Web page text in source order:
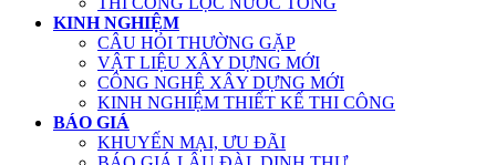
KINH NGHIỆM
CÂU HỎI THƯỜNG GẶP
VẬT LIỆU XÂY DỰNG MỚI
CÔNG NGHỆ XÂY DỰNG MỚI
KINH NGHIỆM THIẾT KẾ THI CÔNG
BÁO GIÁ
KHUYẾN MẠI, ƯU ĐÃI